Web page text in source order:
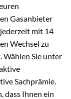
Gasanbieter
mit 14
Wechsel zu
Wählen Sie unter
Sachprämie.
dass Ihnen ein